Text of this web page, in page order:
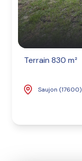
Terrain 830 m²
Saujon (17600)